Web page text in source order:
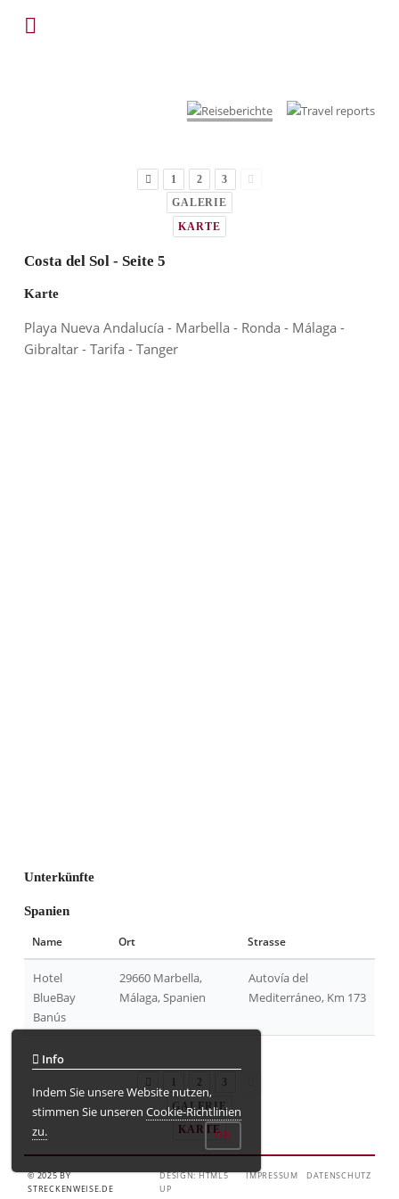
1 2
3
GALERIE
KARTE
Costa del Sol - Seite 5
Karte
Playa Nueva Andalucía - Marbella - Ronda - Málaga -
Gibraltar - Tarifa - Tanger
Unterkünfte
Spanien
Name Ort Strasse
Hotel
BlueBay
Banús
29660 Marbella,
Málaga, Spanien
Autovía del
Mediterráneo, Km 173
2
3
GALERIE
KARTE
Info
Indem Sie unsere Website nutzen,
stimmen Sie unseren Cookie-Richtlinien
zu.
OK
© 2025 BY
STRECKENWEISE.DE
DESIGN: HTML5
UP
IMPRESSUM DATENSCHUTZ